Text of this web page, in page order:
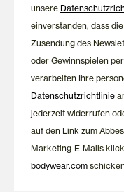
unsere
einverstanden, dass
Zusendung des
oder Gewinnspielen
verarbeiten Ihre
Datenschutzrichtlinie
jederzeit widerrufen
auf den Link zum
Marketing-E-Mails
bodywear.com